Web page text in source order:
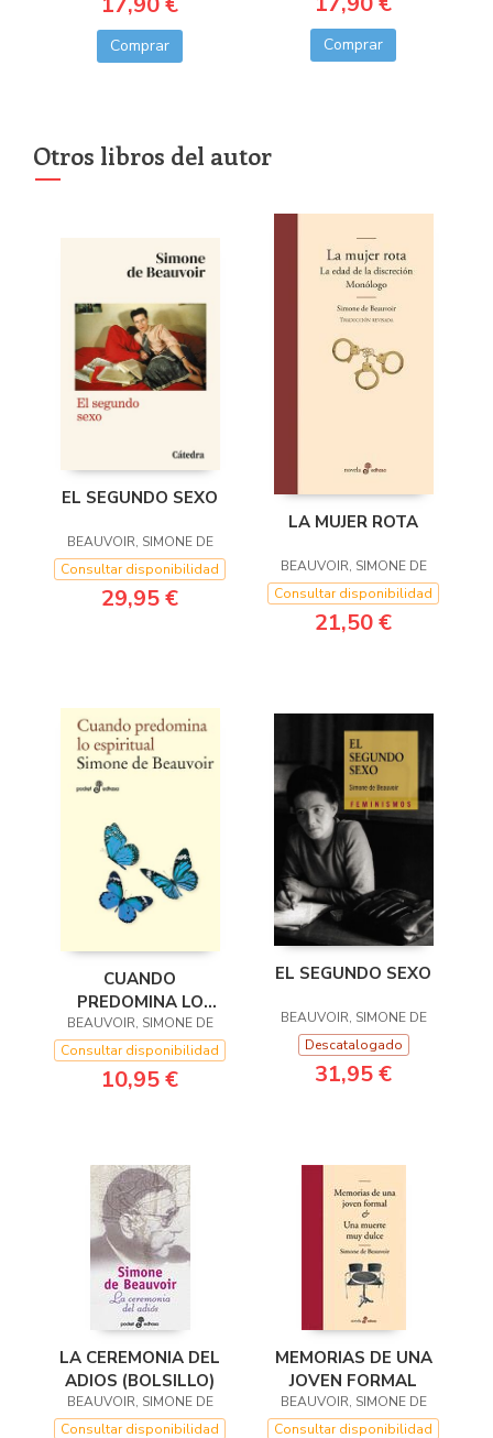
Comprar Comprar
Otros libros del autor
EL SEGUNDO SEXO
BEAUVOIR, SIMONE DE
Consultar disponibilidad
29,95 €
LA MUJER ROTA
BEAUVOIR, SIMONE DE
Consultar disponibilidad
21,50 €
CUANDO
PREDOMINA LO
ESPIRITUAL
BEAUVOIR, SIMONE DE
Consultar disponibilidad
10,95 €
EL SEGUNDO SEXO
BEAUVOIR, SIMONE DE
Descatalogado
31,95 €
LA CEREMONIA DEL
ADIOS (BOLSILLO)
BEAUVOIR, SIMONE DE
Consultar disponibilidad
MEMORIAS DE UNA
JOVEN FORMAL
BEAUVOIR, SIMONE DE
Consultar disponibilidad